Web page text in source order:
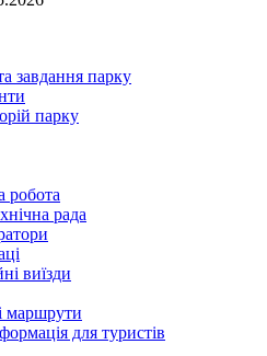
завдання парку
парку
робота
рада
виїзди
маршрути
для туристів